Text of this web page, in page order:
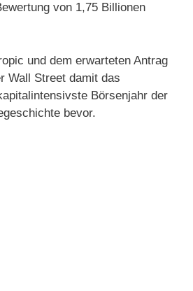
von 1,75 Billionen
und dem erwarteten Antrag
Wall Street damit das
Börsenjahr der
bevor.